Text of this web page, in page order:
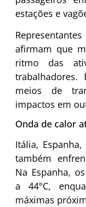
estações e
afirmam que
ritmo das
trabalhadores.
meios de
impactos em
Onda de calor
Itália,
também
Na Espanha,
a 44°C,
máximas